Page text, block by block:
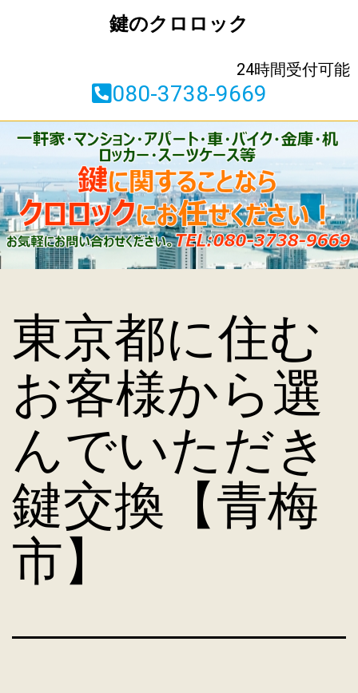
鍵のクロロック
24時間受付可能
080-3738-9669
東京都に住む
お客様から選
んでいただき
鍵交換【青梅
市】